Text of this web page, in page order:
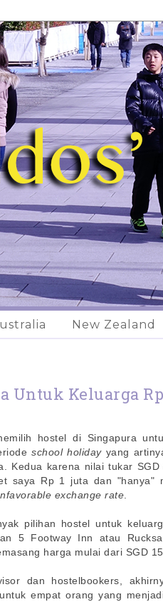
New Zealand
Untuk Keluarga
hostel di Singapura
school holidayyang
Kedua karena nilai tukar
saya Rp 1 juta dan "hanya"
exchange rate.
pilihan hostel untuk
5 Footway Inn atau
harga mulai dari SGD
dan hostelbookers,
empat orang yang